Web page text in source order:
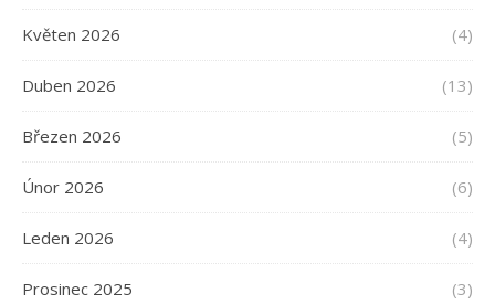
Květen 2026 (4)
Duben 2026 (13)
Březen 2026 (5)
Únor 2026 (6)
Leden 2026 (4)
Prosinec 2025 (3)